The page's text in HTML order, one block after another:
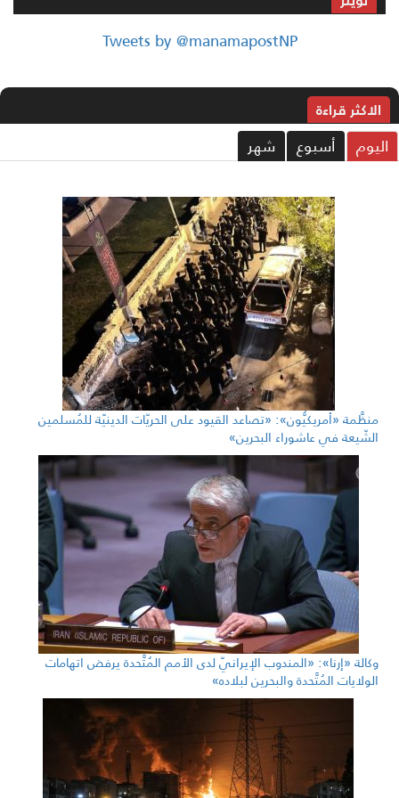
Tweets by @manamapostNP
الاکثر قراءة
أسبوع شهر
منظَّمة «أمريكيُّون»: «تصاعد القيود على الحريّات الدينيّة للمُسلمين
الشّيعة في عاشوراء البحرين»
وكالة «إرنا»: «المندوب الإيرانيّ لدى الأمم المُتَّحدة يرفض اتهامات
الولايات المُتَّحدة والبحرين لبلاده»